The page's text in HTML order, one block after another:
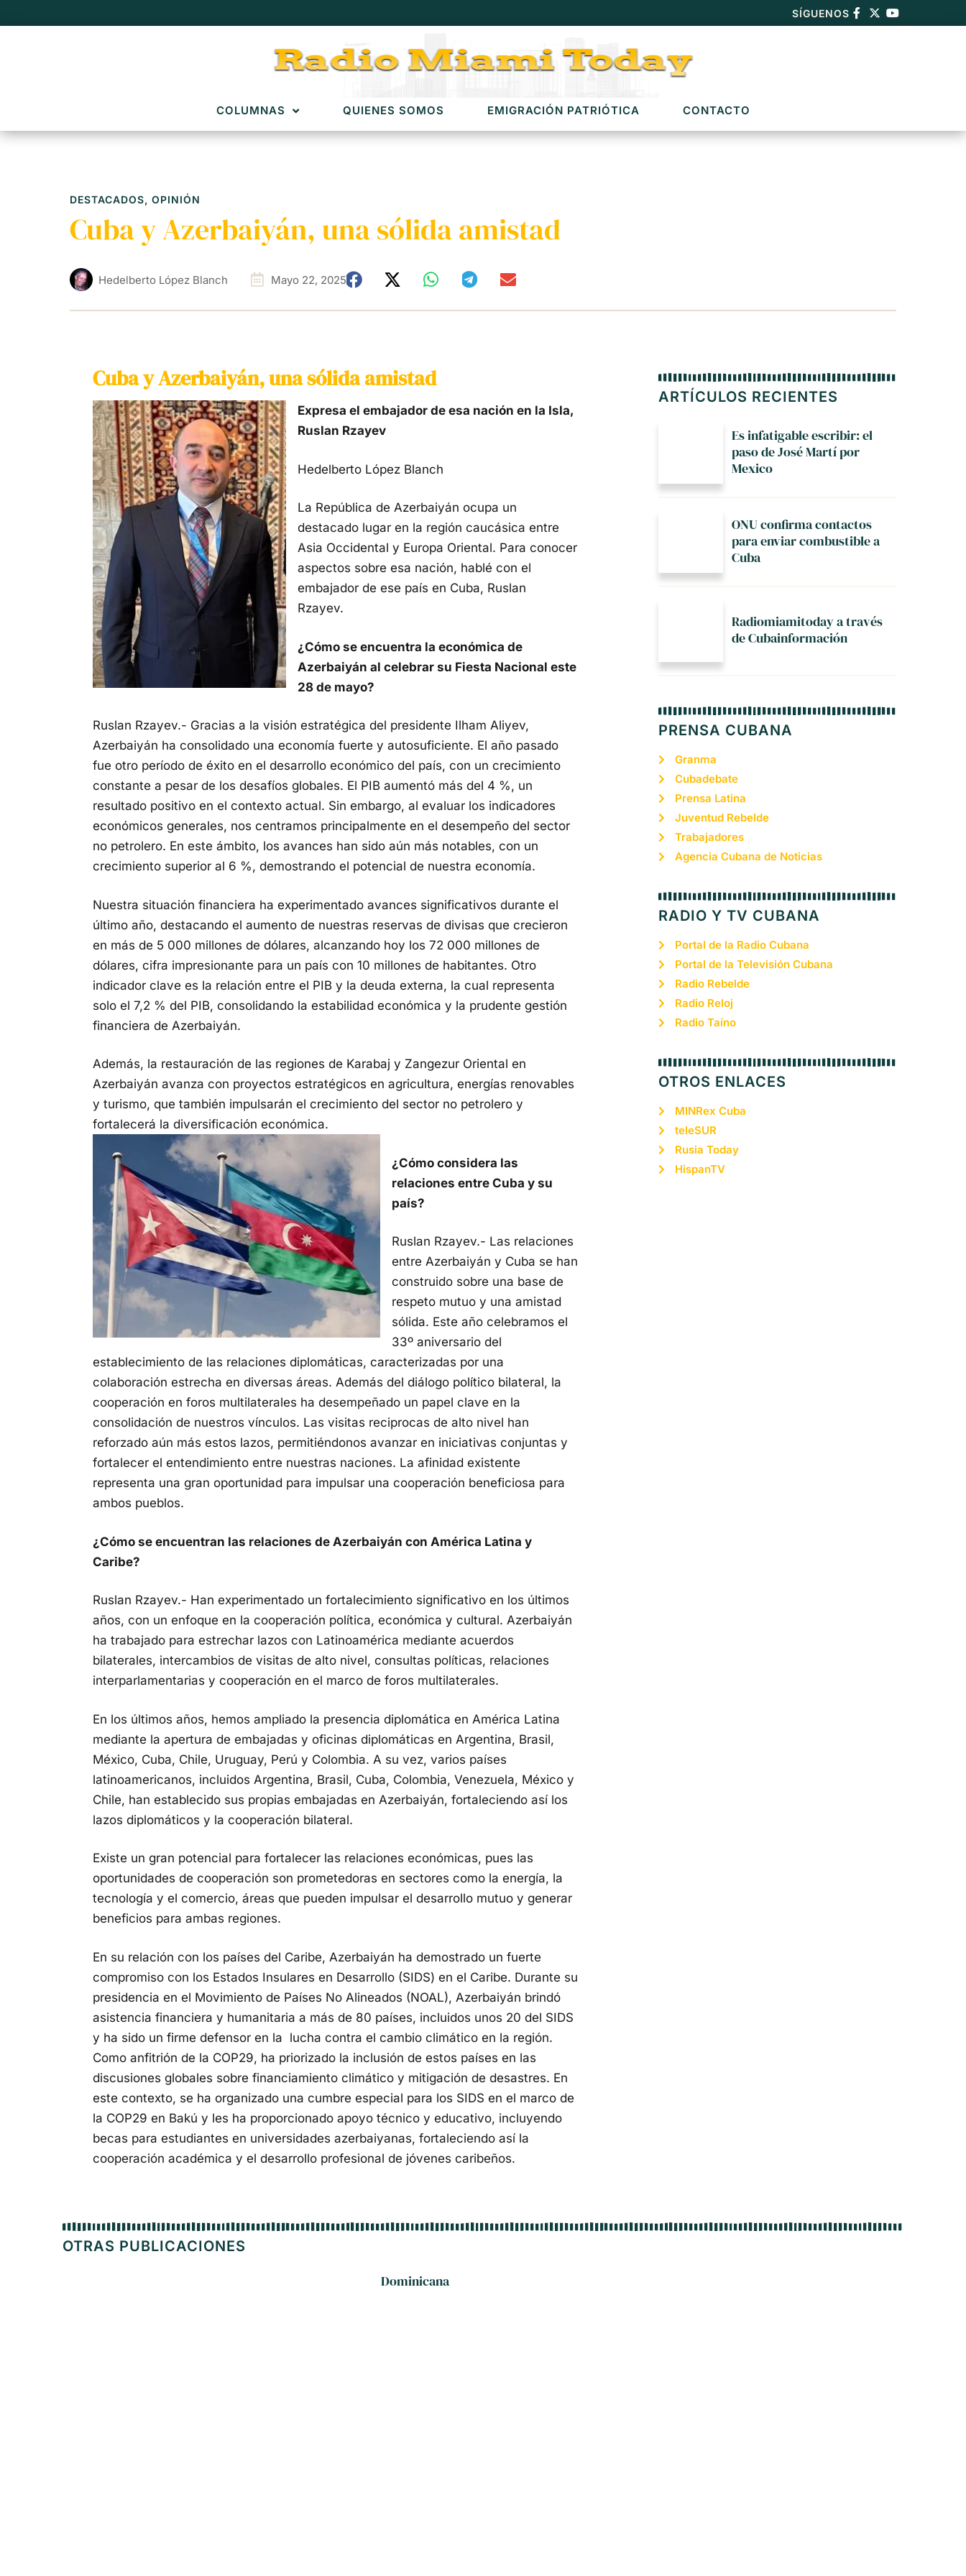
SÍGUENOS
COLUMNAS QUIENES SOMOS EMIGRACIÓN PATRIÓTICA CONTACTO
DESTACADOS, OPINIÓN
Cuba y Azerbaiyán, una sólida amistad
Hedelberto López Blanch Mayo 22, 2025
Cuba y Azerbaiyán, una sólida amistad
Expresa el embajador de esa nación en la Isla,
Ruslan Rzayev
Hedelberto López Blanch
La República de Azerbaiyán ocupa un
destacado lugar en la región caucásica entre
Asia Occidental y Europa Oriental. Para conocer
aspectos sobre esa nación, hablé con el
embajador de ese país en Cuba, Ruslan
Rzayev.
¿Cómo se encuentra la económica de
Azerbaiyán al celebrar su Fiesta Nacional este
28 de mayo?
Ruslan Rzayev.- Gracias a la visión estratégica del presidente Ilham Aliyev,
Azerbaiyán ha consolidado una economía fuerte y autosuficiente. El año pasado
fue otro período de éxito en el desarrollo económico del país, con un crecimiento
constante a pesar de los desafíos globales. El PIB aumentó más del 4 %, un
resultado positivo en el contexto actual. Sin embargo, al evaluar los indicadores
económicos generales, nos centramos principalmente en el desempeño del sector
no petrolero. En este ámbito, los avances han sido aún más notables, con un
crecimiento superior al 6 %, demostrando el potencial de nuestra economía.
Nuestra situación financiera ha experimentado avances significativos durante el
último año, destacando el aumento de nuestras reservas de divisas que crecieron
en más de 5 000 millones de dólares, alcanzando hoy los 72 000 millones de
dólares, cifra impresionante para un país con 10 millones de habitantes. Otro
indicador clave es la relación entre el PIB y la deuda externa, la cual representa
solo el 7,2 % del PIB, consolidando la estabilidad económica y la prudente gestión
financiera de Azerbaiyán.
Además, la restauración de las regiones de Karabaj y Zangezur Oriental en
Azerbaiyán avanza con proyectos estratégicos en agricultura, energías renovables
y turismo, que también impulsarán el crecimiento del sector no petrolero y
fortalecerá la diversificación económica.
¿Cómo considera las
relaciones entre Cuba y su
país?
Ruslan Rzayev.- Las relaciones
entre Azerbaiyán y Cuba se han
construido sobre una base de
respeto mutuo y una amistad
sólida. Este año celebramos el
33º aniversario del
establecimiento de las relaciones diplomáticas, caracterizadas por una
colaboración estrecha en diversas áreas. Además del diálogo político bilateral, la
cooperación en foros multilaterales ha desempeñado un papel clave en la
consolidación de nuestros vínculos. Las visitas reciprocas de alto nivel han
reforzado aún más estos lazos, permitiéndonos avanzar en iniciativas conjuntas y
fortalecer el entendimiento entre nuestras naciones. La afinidad existente
representa una gran oportunidad para impulsar una cooperación beneficiosa para
ambos pueblos.
¿Cómo se encuentran las relaciones de Azerbaiyán con América Latina y
Caribe?
Ruslan Rzayev.- Han experimentado un fortalecimiento significativo en los últimos
años, con un enfoque en la cooperación política, económica y cultural. Azerbaiyán
ha trabajado para estrechar lazos con Latinoamérica mediante acuerdos
bilaterales, intercambios de visitas de alto nivel, consultas políticas, relaciones
interparlamentarias y cooperación en el marco de foros multilaterales.
En los últimos años, hemos ampliado la presencia diplomática en América Latina
mediante la apertura de embajadas y oficinas diplomáticas en Argentina, Brasil,
México, Cuba, Chile, Uruguay, Perú y Colombia. A su vez, varios países
latinoamericanos, incluidos Argentina, Brasil, Cuba, Colombia, Venezuela, México y
Chile, han establecido sus propias embajadas en Azerbaiyán, fortaleciendo así los
lazos diplomáticos y la cooperación bilateral.
Existe un gran potencial para fortalecer las relaciones económicas, pues las
oportunidades de cooperación son prometedoras en sectores como la energía, la
tecnología y el comercio, áreas que pueden impulsar el desarrollo mutuo y generar
beneficios para ambas regiones.
En su relación con los países del Caribe, Azerbaiyán ha demostrado un fuerte
compromiso con los Estados Insulares en Desarrollo (SIDS) en el Caribe. Durante su
presidencia en el Movimiento de Países No Alineados (NOAL), Azerbaiyán brindó
asistencia financiera y humanitaria a más de 80 países, incluidos unos 20 del SIDS
y ha sido un firme defensor en la lucha contra el cambio climático en la región.
Como anfitrión de la COP29, ha priorizado la inclusión de estos países en las
discusiones globales sobre financiamiento climático y mitigación de desastres. En
este contexto, se ha organizado una cumbre especial para los SIDS en el marco de
la COP29 en Bakú y les ha proporcionado apoyo técnico y educativo, incluyendo
becas para estudiantes en universidades azerbaiyanas, fortaleciendo así la
cooperación académica y el desarrollo profesional de jóvenes caribeños.
ARTÍCULOS RECIENTES
Es infatigable escribir: el
paso de José Martí por
Mexico
ONU confirma contactos
para enviar combustible a
Cuba
Radiomiamitoday a través
de Cubainformación
PRENSA CUBANA
Granma
Cubadebate
Prensa Latina
Juventud Rebelde
Trabajadores
Agencia Cubana de Noticias
RADIO Y TV CUBANA
Portal de la Radio Cubana
Portal de la Televisión Cubana
Radio Rebelde
Radio Reloj
Radio Taíno
OTROS ENLACES
MINRex Cuba
teleSUR
Rusia Today
HispanTV
OTRAS PUBLICACIONES
Dominicana